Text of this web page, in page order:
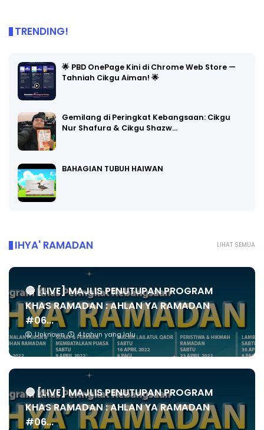
TRENDING!
🌟 PBD OnePage Kini di Chrome Web Store —
Tahniah Cikgu Aiman! 🌟
Gemilang di Peringkat Kebangsaan: Cikgu
Nur Shafura & Cikgu Shazw…
BAHAGIAN TUBUH HAIWAN
LIHAT SEMUA
IHYA' RAMADAN
🔴 [LIVE] MAJLIS PENUTUPAN PROGRAM
KHAS RAMADAN : AHLAN YA RAMADAN
#06...
Unknown 4 tahun yang lalu
🔴 [LIVE] MAJLIS PENUTUPAN PROGRAM
KHAS RAMADAN : AHLAN YA RAMADAN
#06...